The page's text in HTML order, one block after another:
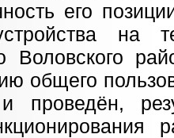
его
на
Воловского
общего
проведён,